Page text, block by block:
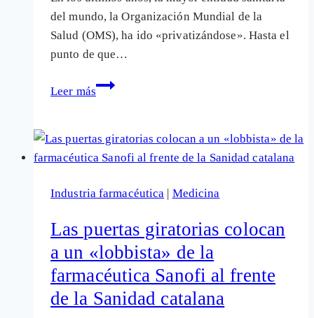
del mundo, la Organización Mundial de la
Salud (OMS), ha ido «privatizándose». Hasta el
punto de que…
Leer más
La
financiada
por
y
como
Bill
Gates
(Microsoft)
Industria farmacéutica | Medicina
Las puertas giratorias colocan
a un «lobbista» de la
farmacéutica Sanofi al frente
de la Sanidad catalana